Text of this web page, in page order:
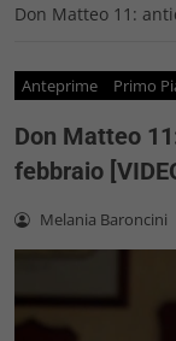
Don Matteo 11:
Anteprime Primo
Don Matteo
febbraio
Melania Baroncini